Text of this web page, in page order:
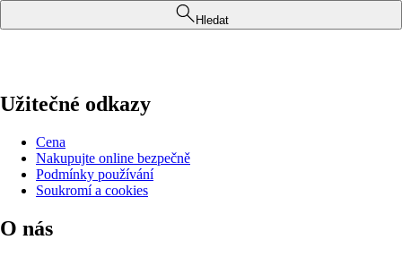
Hledat
Užitečné odkazy
Cena
Nakupujte online bezpečně
Podmínky používání
Soukromí a cookies
O nás